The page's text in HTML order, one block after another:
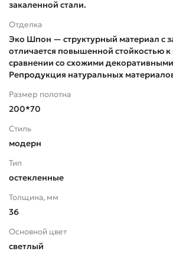
закаленной стали.
Отделка
Эко Шпон — структурный материал с
отличается повышенной стойкостью
сравнении со схожими
Репродукция натуральных
Размер полотна
200*70
Стиль
модерн
Тип
остекленные
Толщина, мм
36
Основной цвет
светлый